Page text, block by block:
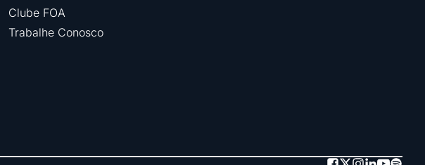
Clube FOA
Trabalhe Conosco